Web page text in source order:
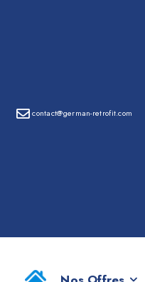
contact@german-retrofit.com